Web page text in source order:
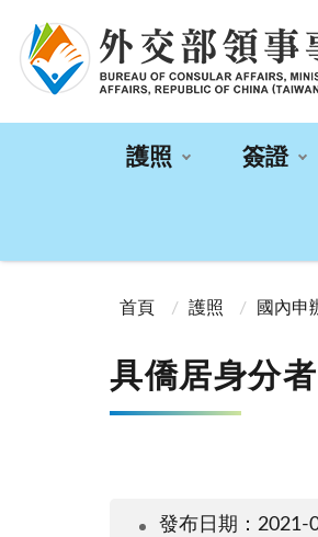
護照 簽證
首頁
護照 國內申
具僑居身分者
發布日期：2021-